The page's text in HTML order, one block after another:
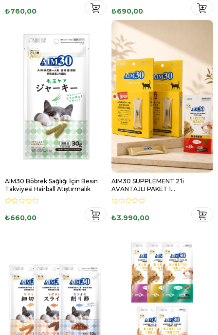
₺760,00 ₺690,00
AIM30 Böbrek Sağlığı İçin Besin
Takviyesi Hairball Atıştırmalık
₺660,00
AIM30 SUPPLEMENT 2'li
AVANTAJLI PAKET 1
MULTİVİTAMİN HEDİYELİ
₺3.990,00